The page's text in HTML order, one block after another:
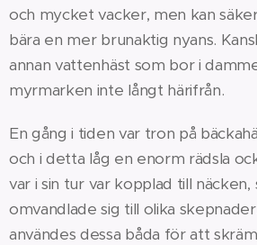
och mycket vacker, men kan
bära en mer brunaktig nyans.
annan vattenhäst som bor i
myrmarken inte långt härifrån.
En gång i tiden var tron på
och i detta låg en enorm rädsla
var i sin tur var kopplad till
omvandlade sig till olika
användes dessa båda för att